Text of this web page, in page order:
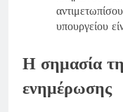
υπουργείου
Η σημασία
ενημέρωσης